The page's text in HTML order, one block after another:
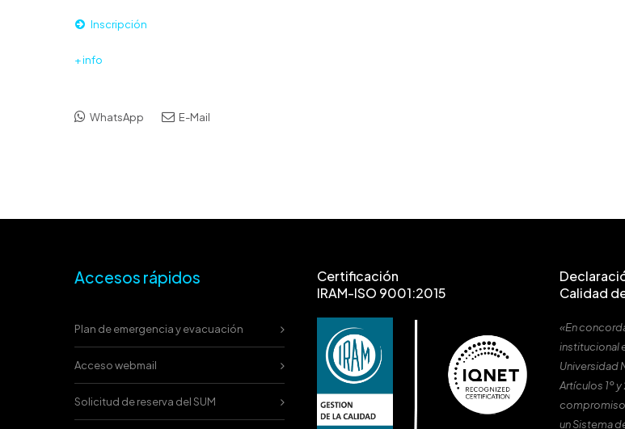
Inscripción
+ info
WhatsApp E-Mail
Accesos rápidos
Plan de emergencia y evacuación
Acceso webmail
Solicitud de reserva del SUM
Certificación
IRAM-ISO 9001:2015
Calidad
«En
institucional
Universidad
Artículos 1º
un Sistema